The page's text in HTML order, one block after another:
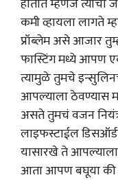
होतात म्हणजे
कमी व्हायला लागते
प्रॉब्लेम असे आजार
फास्टिंग मध्ये आपण
त्यामुळे तुमचे
आपल्याला ठेवण्यास
असते तुमचं वजन
लाइफस्टाईल
यासारखे ते
आता आपण बघूया की